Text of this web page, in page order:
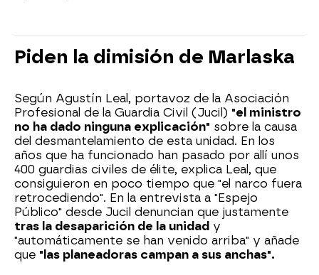
Piden la dimisión de Marlaska
Según Agustín Leal, portavoz de la Asociación
Profesional de la Guardia Civil (Jucil) "el ministro
no ha dado ninguna explicación" sobre la causa
del desmantelamiento de esta unidad. En los
años que ha funcionado han pasado por allí unos
400 guardias civiles de élite, explica Leal, que
consiguieron en poco tiempo que "el narco fuera
retrocediendo". En la entrevista a "Espejo
Público" desde Jucil denuncian que justamente
tras la desaparición de la unidad y
"automáticamente se han venido arriba" y añade
que "las planeadoras campan a sus anchas".